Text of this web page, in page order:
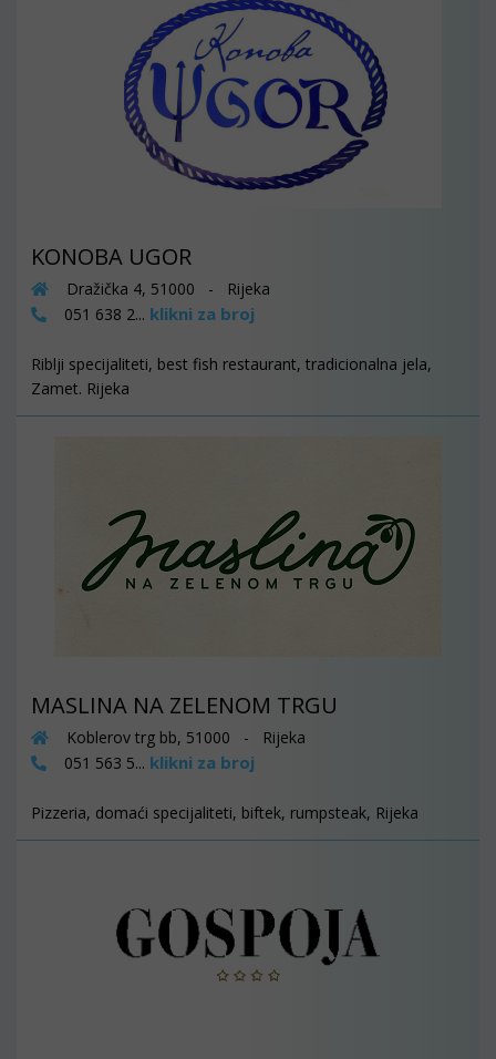
KONOBA UGOR
Dražička 4, 51000 - Rijeka
051 638 2... klikni za broj
Riblji specijaliteti, best fish restaurant, tradicionalna jela,
Zamet. Rijeka
MASLINA NA ZELENOM TRGU
Koblerov trg bb, 51000 - Rijeka
051 563 5... klikni za broj
Pizzeria, domaći specijaliteti, biftek, rumpsteak, Rijeka